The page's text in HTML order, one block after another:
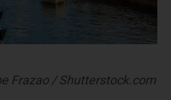
Frazao / Shutterstock.com